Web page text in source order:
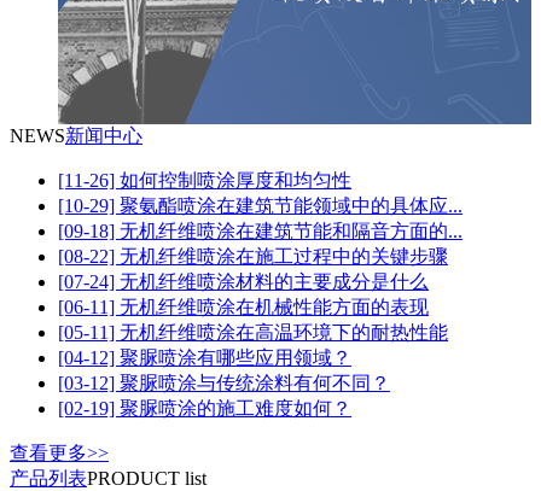
NEWS新闻中心
[11-26] 如何控制喷涂厚度和均匀性
[10-29] 聚氨酯喷涂在建筑节能领域中的具体应...
[09-18] 无机纤维喷涂在建筑节能和隔音方面的...
[08-22] 无机纤维喷涂在施工过程中的关键步骤
[07-24] 无机纤维喷涂材料的主要成分是什么
[06-11] 无机纤维喷涂在机械性能方面的表现
[05-11] 无机纤维喷涂在高温环境下的耐热性能
[04-12] 聚脲喷涂有哪些应用领域？
[03-12] 聚脲喷涂与传统涂料有何不同？
[02-19] 聚脲喷涂的施工难度如何？
查看更多>>
产品列表PRODUCT list